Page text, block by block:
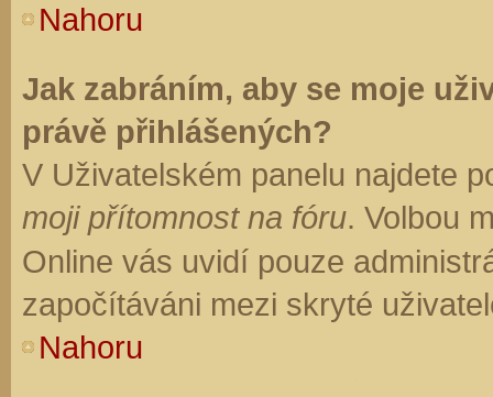
Nahoru
Jak zabráním, aby se moje
právě přihlášených?
V Uživatelském panelu najdete
moji přítomnost na fóru. Volbou
Online vás uvidí pouze
započítáváni mezi skryté
Nahoru